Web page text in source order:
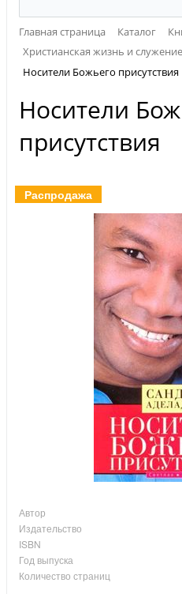
Главная страница Каталог
Христианская жизнь и служение
Носители Божьего присутствия
Носители
присутствия
Распродажа
Автор
Издательство
ISBN
Год выпуска
Количество страниц